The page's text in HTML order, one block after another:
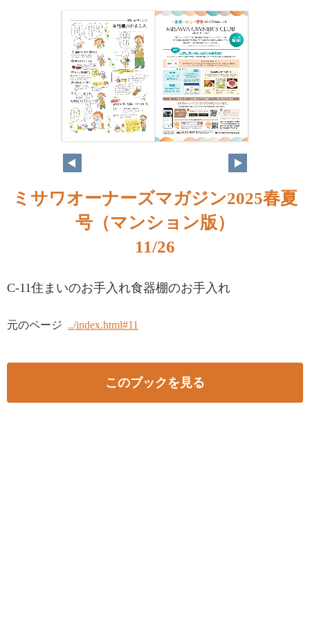
ミサワオーナーズマガジン2025春夏
号（マンション版）
11/26
C-11住まいのお手入れ食器棚のお手入れ
元のページ ../index.html#11
このブックを見る